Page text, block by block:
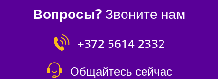
Вопросы?Звоните нам
+372 5614 2332
Общайтесь сейчас